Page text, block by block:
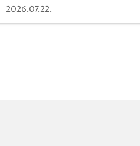
időutazásra!
2026.07.22.